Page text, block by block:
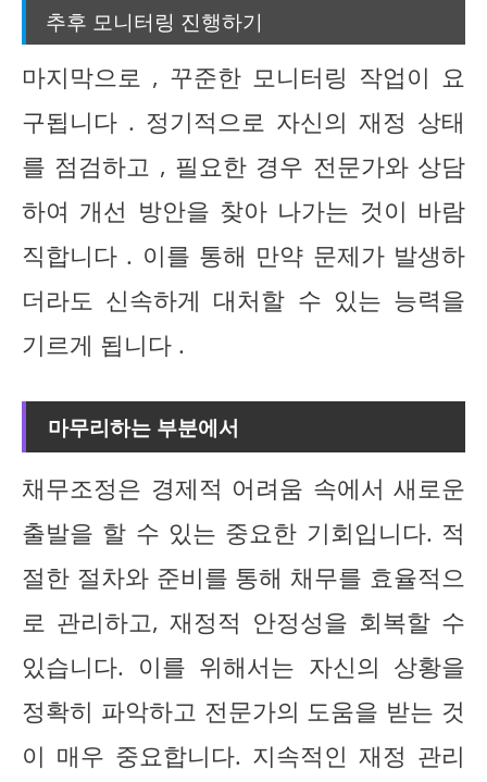
추후 모니터링 진행하기
마지막으로 , 꾸준한 모니터링 작업이 요
구됩니다 . 정기적으로 자신의 재정 상태
를 점검하고 , 필요한 경우 전문가와 상담
하여 개선 방안을 찾아 나가는 것이 바람
직합니다 . 이를 통해 만약 문제가 발생하
더라도 신속하게 대처할 수 있는 능력을
기르게 됩니다 .
마무리하는 부분에서
채무조정은 경제적 어려움 속에서 새로운
출발을 할 수 있는 중요한 기회입니다. 적
절한 절차와 준비를 통해 채무를 효율적으
로 관리하고, 재정적 안정성을 회복할 수
있습니다. 이를 위해서는 자신의 상황을
정확히 파악하고 전문가의 도움을 받는 것
이 매우 중요합니다. 지속적인 재정 관리